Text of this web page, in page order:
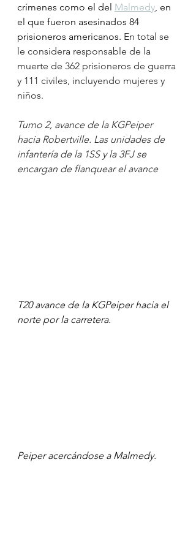
crímenes como el del Malmedy, en
el que fueron asesinados 84
prisioneros americanos. En total se
le considera responsable de la
muerte de 362 prisioneros de guerra
y 111 civiles, incluyendo mujeres y
niños.
Turno 2, avance de la KGPeiper
hacia Robertville. Las unidades de
infantería de la 1SS y la 3FJ se
encargan de flanquear el avance
T20 avance de la KGPeiper hacia el
norte por la carretera.
Peiper acercándose a Malmedy.